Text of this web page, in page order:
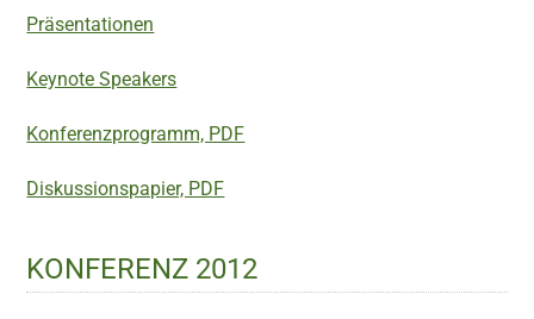
Präsentationen
Keynote Speakers
Konferenzprogramm, PDF
Diskussionspapier, PDF
KONFERENZ 2012